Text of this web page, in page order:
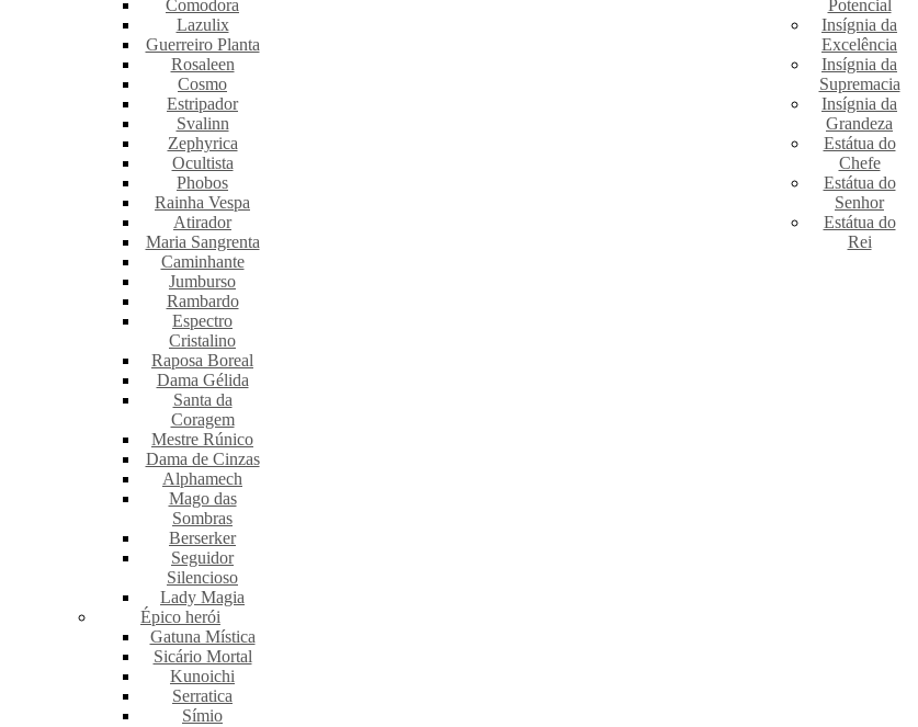
Comodora
Lazulix
Guerreiro Planta
Rosaleen
Cosmo
Estripador
Svalinn
Zephyrica
Ocultista
Phobos
Rainha Vespa
Atirador
Maria Sangrenta
Caminhante
Jumburso
Rambardo
Espectro
Cristalino
Raposa Boreal
Dama Gélida
Santa da
Coragem
Mestre Rúnico
Dama de Cinzas
Alphamech
Mago das
Sombras
Berserker
Seguidor
Silencioso
Lady Magia
Épico herói
Gatuna Mística
Sicário Mortal
Kunoichi
Serratica
Símio
Potencial
Insígnia da
Excelência
Insígnia da
Supremacia
Insígnia da
Grandeza
Estátua do
Chefe
Estátua do
Senhor
Estátua do
Rei